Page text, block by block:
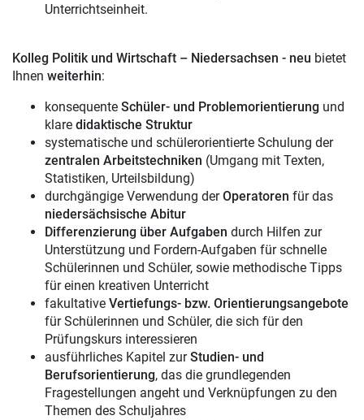
Unterrichtseinheit.
Kolleg Politik und Wirtschaft – Niedersachsen - neu bietet
Ihnen weiterhin:
konsequente Schüler- und Problemorientierung und
klare didaktische Struktur
systematische und schülerorientierte Schulung der
zentralen Arbeitstechniken (Umgang mit Texten,
Statistiken, Urteilsbildung)
durchgängige Verwendung derOperatoren für das
niedersächsische Abitur
Differenzierung über Aufgaben durch Hilfen zur
Unterstützung und Fordern-Aufgaben für schnelle
Schülerinnen und Schüler, sowie methodische Tipps
für einen kreativen Unterricht
fakultative Vertiefungs- bzw. Orientierungsangebote
für Schülerinnen und Schüler, die sich für den
Prüfungskurs interessieren
ausführliches Kapitel zurStudien- und
Berufsorientierung, das die grundlegenden
Fragestellungen angeht und Verknüpfungen zu den
Themen des Schuljahres